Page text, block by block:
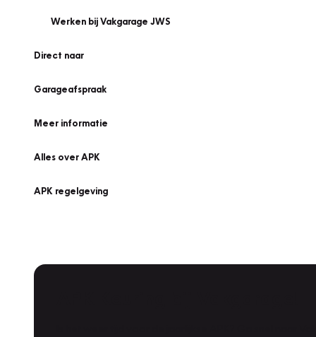
Werken bij Vakgarage JWS
Direct naar
Garageafspraak
Meer informatie
Alles over APK
APK regelgeving